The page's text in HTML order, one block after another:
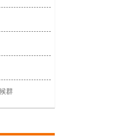
群